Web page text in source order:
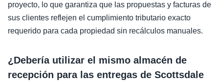
proyecto, lo que garantiza que las propuestas y facturas de
sus clientes reflejen el cumplimiento tributario exacto
requerido para cada propiedad sin recálculos manuales.
¿Debería utilizar el mismo almacén de
recepción para las entregas de Scottsdale